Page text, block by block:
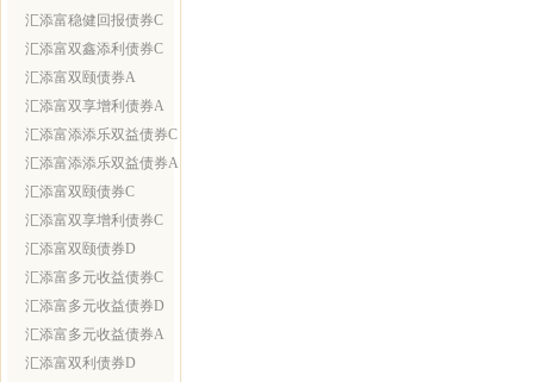
汇添富稳健回报债券C
汇添富双鑫添利债券C
汇添富双颐债券A
汇添富双享增利债券A
汇添富添添乐双益债券C
汇添富添添乐双益债券A
汇添富双颐债券C
汇添富双享增利债券C
汇添富双颐债券D
汇添富多元收益债券C
汇添富多元收益债券D
汇添富多元收益债券A
汇添富双利债券D